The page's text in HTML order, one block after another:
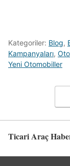
Kategoriler: Blog,
Kampanyaları,
Yeni Otomobiller
Ticari Araç